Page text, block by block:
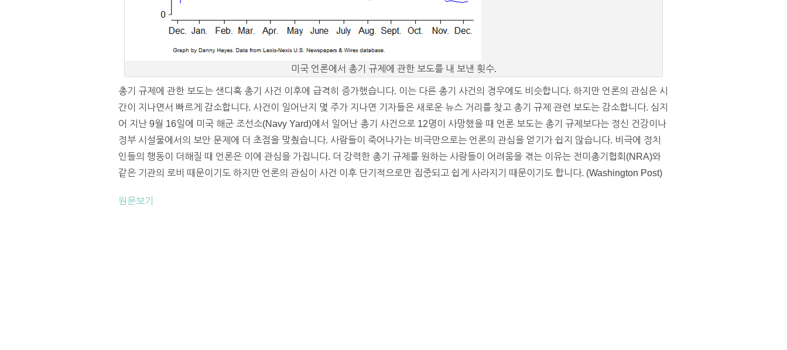
미국 언론에서 총기 규제에 관한 보도를 내 보낸 횟수.
총기 규제에 관한 보도는 샌디훅 총기 사건 이후에 급격히 증가했습니다. 이는 다른 총기 사건의 경우에도 비슷합니다. 하지만 언론의 관심은 시
간이 지나면서 빠르게 감소합니다. 사건이 일어난지 몇 주가 지나면 기자들은 새로운 뉴스 거리를 찾고 총기 규제 관련 보도는 감소합니다. 심지
어 지난 9월 16일에 미국 해군 조선소(Navy Yard)에서 일어난 총기 사건으로 12명이 사망했을 때 언론 보도는 총기 규제보다는 정신 건강이나
정부 시설물에서의 보안 문제에 더 초점을 맞췄습니다. 사람들이 죽어나가는 비극만으로는 언론의 관심을 얻기가 쉽지 않습니다. 비극에 정치
인들의 행동이 더해질 때 언론은 이에 관심을 가집니다. 더 강력한 총기 규제를 원하는 사람들이 어려움을 겪는 이유는 전미총기협회(NRA)와
같은 기관의 로비 때문이기도 하지만 언론의 관심이 사건 이후 단기적으로만 집중되고 쉽게 사라지기 때문이기도 합니다. (Washington Post)
원문보기